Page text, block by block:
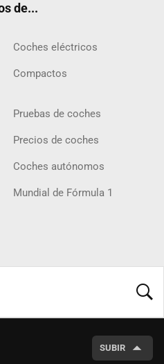
de...
Coches eléctricos
Compactos
Pruebas de coches
Precios de coches
Coches autónomos
Mundial de Fórmula 1
SUBIR